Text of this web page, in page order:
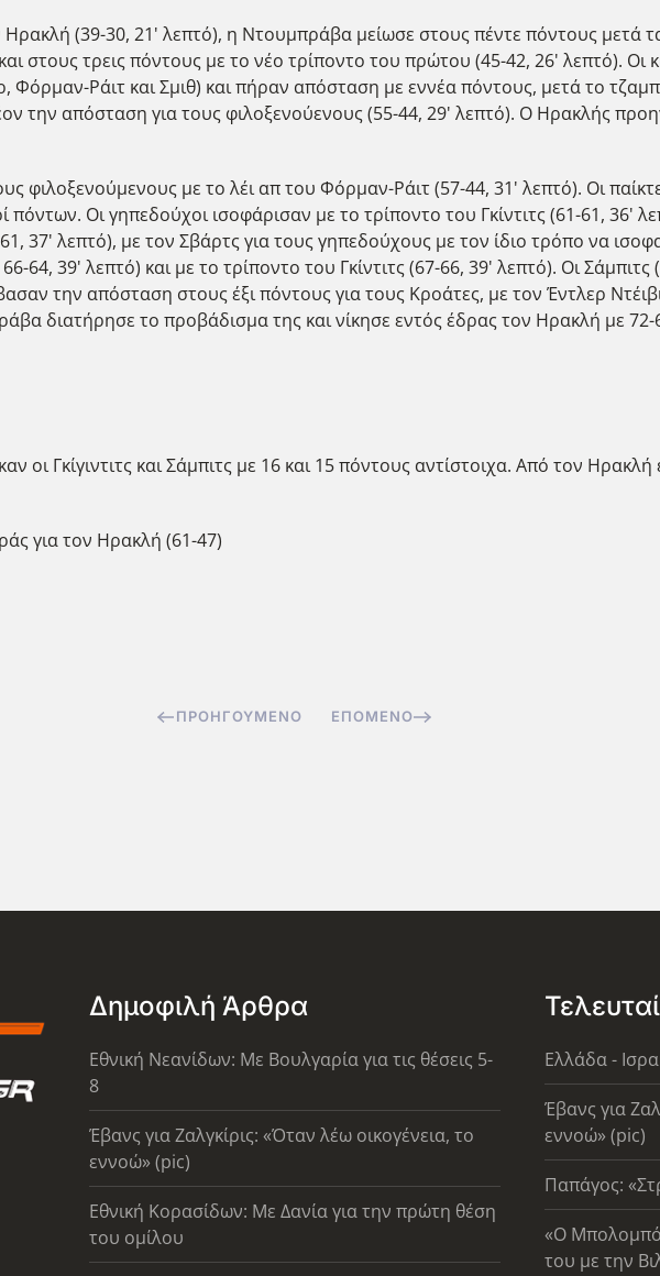
(39-30, 21' λεπτό), η Ντουμπράβα μείωσε στους πέντε πόντους μετά
στους τρεις πόντους με το νέο τρίποντο του πρώτου (45-42, 26' λεπτό). Οι
Φόρμαν-Ράιτ και Σμιθ) και πήραν απόσταση με εννέα πόντους, μετά το
την απόσταση για τους φιλοξενούενους (55-44, 29' λεπτό). Ο Ηρακλής
φιλοξενούμενους με το λέι απ του Φόρμαν-Ράιτ (57-44, 31' λεπτό). Οι
πόντων. Οι γηπεδούχοι ισοφάρισαν με το τρίποντο του Γκίντιτς (61-61, 36'
37' λεπτό), με τον Σβάρτς για τους γηπεδούχους με τον ίδιο τρόπο να
64, 39' λεπτό) και με το τρίποντο του Γκίντιτς (67-66, 39' λεπτό). Οι Σάμπιτς
την απόσταση στους έξι πόντους για τους Κροάτες, με τον Έντλερ
διατήρησε το προβάδισμα της και νίκησε εντός έδρας τον Ηρακλή με 72-
Γκίγιντιτς και Σάμπιτς με 16 και 15 πόντους αντίστοιχα. Από τον
για τον Ηρακλή (61-47)
ΠΡΟΗΓΟΎΜΕΝΟ ΕΠΌΜΕΝΟ
Δημοφιλή Άρθρα
Εθνική Νεανίδων: Με Βουλγαρία για τις θέσεις 5-
8
Έβανς για Ζαλγκίρις: «Όταν λέω οικογένεια, το
εννοώ» (pic)
Εθνική Κορασίδων: Με Δανία για την πρώτη θέση
του ομίλου
Ελλάδα -
Έβανς για
εννοώ» (pic)
Παπάγος:
«Ο
του με την